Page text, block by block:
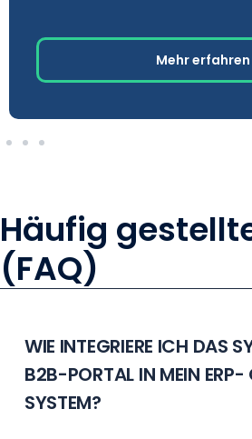
Mehr erfahren
Häufig
(FAQ)
WIE INTEGRIERE ICH DAS
B2B-PORTAL IN MEIN ERP-
SYSTEM?